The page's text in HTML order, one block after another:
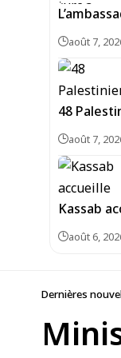
août 7,
48
août 7,
Kassab
août 6,
Dernières